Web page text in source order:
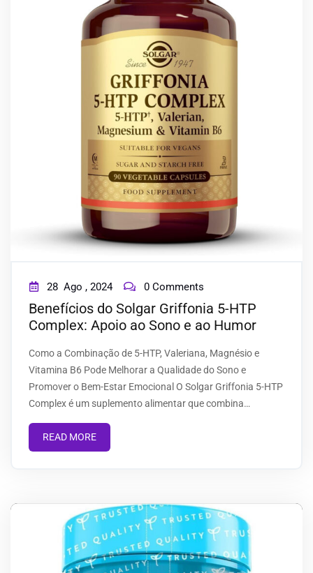
28 Ago , 2024 0 Comments
Benefícios do Solgar Griffonia 5-HTP
Complex: Apoio ao Sono e ao Humor
Como a Combinação de 5-HTP, Valeriana, Magnésio e
Vitamina B6 Pode Melhorar a Qualidade do Sono e
Promover o Bem-Estar Emocional O Solgar Griffonia 5-HTP
Complex é um suplemento alimentar que combina…
READ MORE